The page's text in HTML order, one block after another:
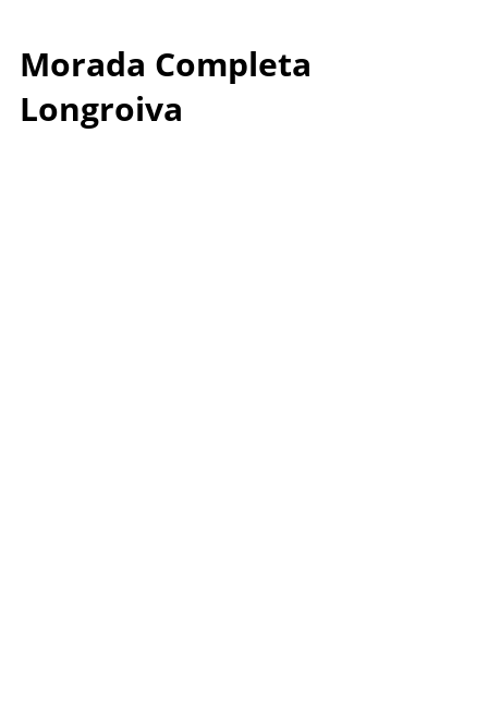
Morada Completa
Longroiva